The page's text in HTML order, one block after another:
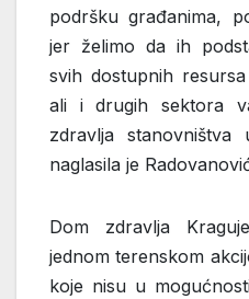
podršku građanima,
jer želimo da ih
svih dostupnih
ali i drugih sektora
zdravlja stanovništva
naglasila je
Dom zdravlja
jednom terenskom
koje nisu u